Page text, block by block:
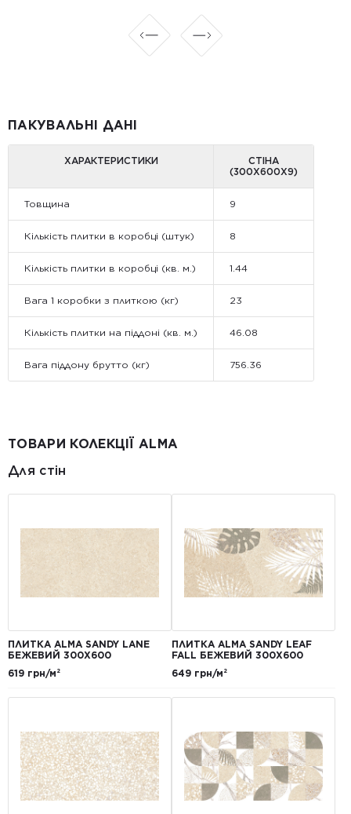
ПАКУВАЛЬНІ ДАНІ
ХАРАКТЕРИСТИКИ
СТІНА
(300Х600Х9)
Товщина 9
Кількість плитки в коробці (штук) 8
Кількість плитки в коробці (кв. м.) 1.44
Вага 1 коробки з плиткою (кг) 23
Кількість плитки на піддоні (кв. м.) 46.08
Вага піддону брутто (кг) 756.36
ТОВАРИ КОЛЕКЦІЇ ALMA
Для стін
ПЛИТКА ALMA SANDY LANE
БЕЖЕВИЙ 300X600
619 грн/м²
ПЛИТКА ALMA SANDY LEAF
FALL БЕЖЕВИЙ 300X600
649 грн/м²